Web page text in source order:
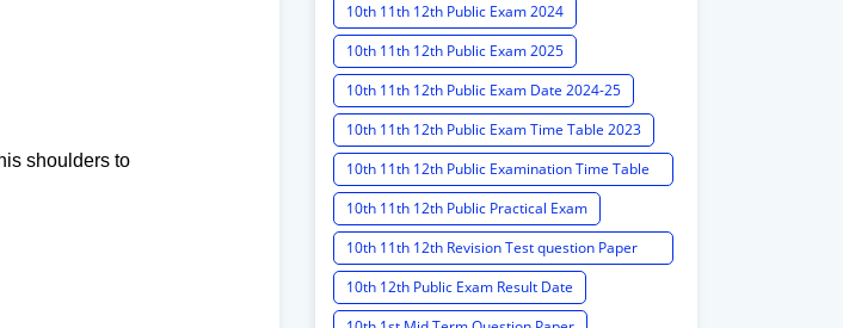
10th 11th 12th Public Exam 2024
10th 11th 12th Public Exam 2025
10th 11th 12th Public Exam Date 2024-25
10th 11th 12th Public Exam Time Table 2023
10th 11th 12th Public Examination Time Table
2023 - 2024
10th 11th 12th Public Practical Exam
10th 11th 12th Revision Test question Paper
2024
10th 12th Public Exam Result Date